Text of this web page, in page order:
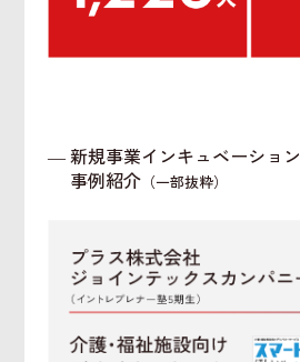
― 新規事業インキュベーション
事例紹介 （一部抜粋）